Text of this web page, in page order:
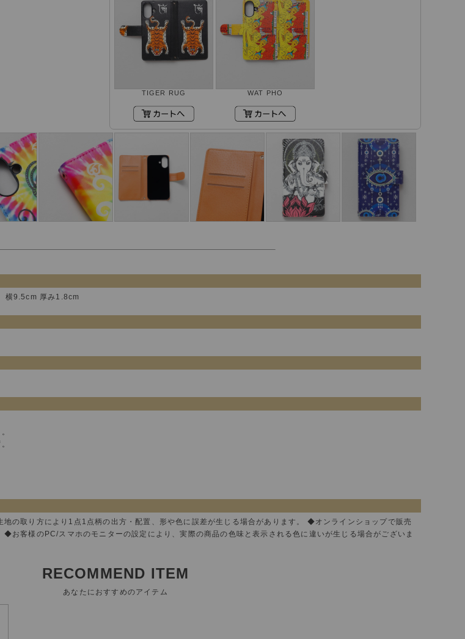
TIGER RUG WAT PHO
横9.5cm 厚み1.8cm
の取り方により1点1点柄の出方・配置、形や色に誤差が生じる場合があります。 ◆オンラインショップで販売
お客様のPC/スマホのモニターの設定により、実際の商品の色味と表示される色に違いが生じる場合がございま
RECOMMEND ITEM
あなたにおすすめのアイテム